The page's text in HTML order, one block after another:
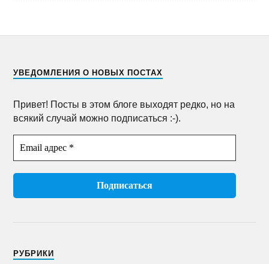
УВЕДОМЛЕНИЯ О НОВЫХ ПОСТАХ
Привет! Посты в этом блоге выходят редко, но на
всякий случай можно подписаться :-).
РУБРИКИ